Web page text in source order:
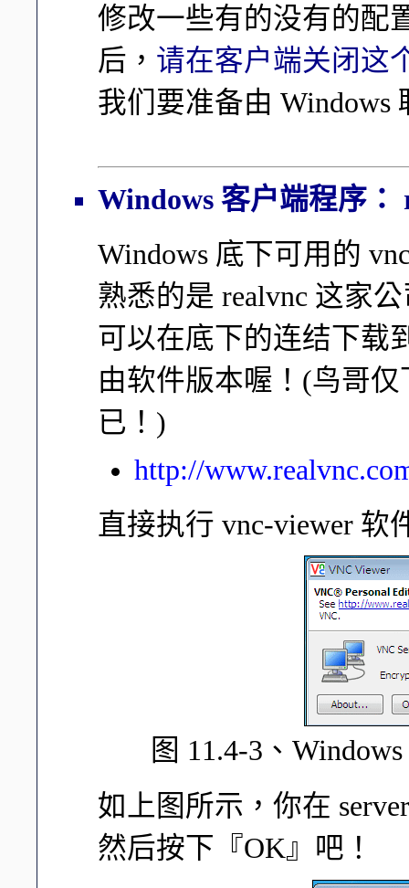
修改一些有的没有的配
后， 请在客户端关闭这
我们要准备由 Windows
Windows 客户端程序：
Windows 底下可用的
熟悉的是 realvnc 这家
可以在底下的连结下载
由软件版本喔！(鸟哥
已！)
http://
直接执行 vnc-viewer
图 11.4-3、
如上图所示，你在
然后按下『OK』吧！